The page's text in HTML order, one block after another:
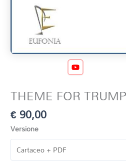
THEME FOR
€90,00
Versione